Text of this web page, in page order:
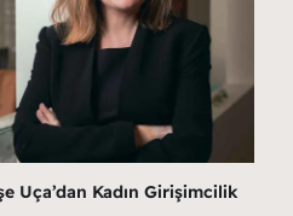
Uça’dan Kadın Girişimcilik